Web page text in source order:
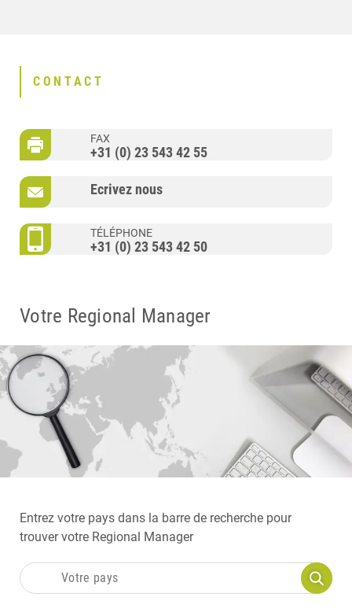
CONTACT
FAX
+31 (0) 23 543 42 55
Ecrivez nous
TÉLÉPHONE
+31 (0) 23 543 42 50
Votre Regional Manager
Entrez votre pays dans la barre de recherche pour
trouver votre Regional Manager